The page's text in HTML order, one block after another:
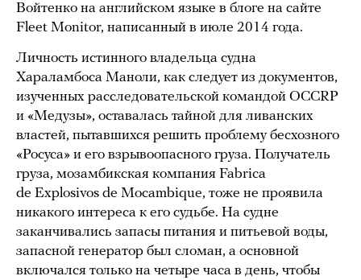
Войтенко на английском языке в блоге на сайте
Fleet Monitor, написанный в июле 2014 года.
Личность истинного владельца судна
Хараламбоса Маноли, как следует из документов,
изученных расследовательской командой OCCRP
и «Медузы», оставалась тайной для ливанских
властей, пытавшихся решить проблему бесхозного
«Росуса» и его взрывоопасного груза. Получатель
груза, мозамбикская компания Fabrica
de Explosivos de Mocambique, тоже не проявила
никакого интереса к его судьбе. На судне
заканчивались запасы питания и питьевой воды,
запасной генератор был сломан, а основной
включался только на четыре часа в день, чтобы